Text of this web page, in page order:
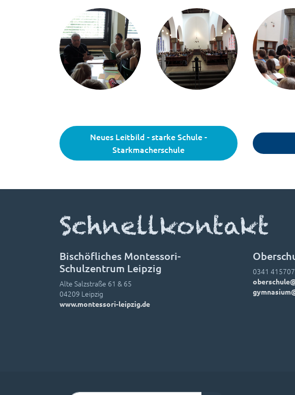
Neues Leitbild - starke Schule -
Starkmacherschule
Schnellkontakt
Bischöfliches Montessori-
Schulzentrum Leipzig
Alte Salzstraße 61 & 65
04209 Leipzig
www.montessori-leipzig.de
0341
Suchen